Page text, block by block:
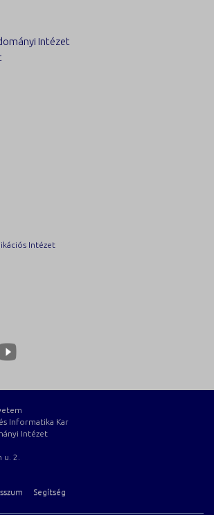
Intézet
Intézet
Informatika Kar
Intézet
2.
Segítség